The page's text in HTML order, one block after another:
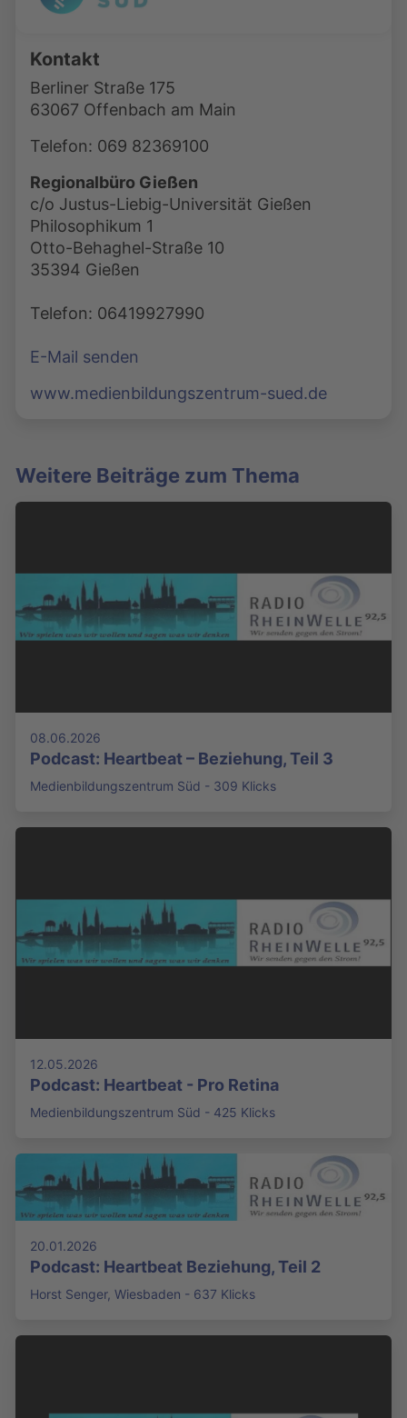
Kontakt
Berliner Straße 175
63067 Offenbach am Main
Telefon: 069 82369100
Regionalbüro Gießen
c/o Justus-Liebig-Universität Gießen
Philosophikum 1
Otto-Behaghel-Straße 10
35394 Gießen
Telefon: 06419927990
E-Mail senden
www.medienbildungszentrum-sued.de
Weitere Beiträge zum Thema
08.06.2026
Podcast: Heartbeat – Beziehung, Teil 3
Medienbildungszentrum Süd - 309 Klicks
12.05.2026
Podcast: Heartbeat - Pro Retina
Medienbildungszentrum Süd - 425 Klicks
20.01.2026
Podcast: Heartbeat Beziehung, Teil 2
Horst Senger, Wiesbaden - 637 Klicks